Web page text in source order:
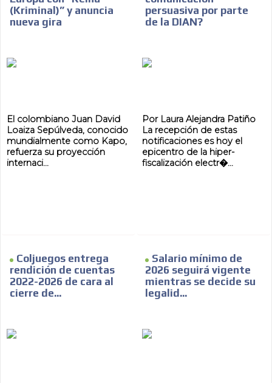
(Kriminal)” y anuncia
nueva gira
El colombiano Juan David
Loaiza Sepúlveda, conocido
mundialmente como Kapo,
refuerza su proyección
internaci...
persuasiva por parte
de la DIAN?
Por Laura Alejandra Patiño
La recepción de estas
notificaciones es hoy el
epicentro de la hiper-
fiscalización electr�...
Coljuegos entrega
rendición de cuentas
2022-2026 de cara al
cierre de...
Salario mínimo de
2026 seguirá vigente
mientras se decide su
legalid...